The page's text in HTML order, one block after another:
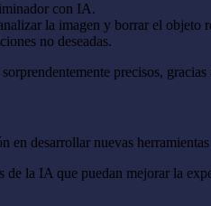
con IA.
la imagen y borrar el objeto
no deseadas.
precisos,
en desarrollar nuevas
de la IA que puedan mejorar la